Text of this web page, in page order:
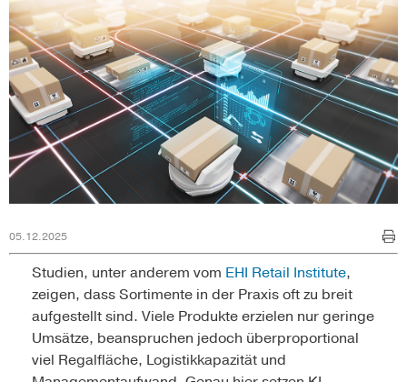
05.12.2025
Studien, unter anderem vom EHI Retail In­stitute,
zeigen, dass Sortimente in der Praxis oft zu breit
aufgestellt sind. Viele Produkte erzielen nur geringe
Umsätze, beanspruchen jedoch überproportional
viel Regalfläche, Logistikkapazität und